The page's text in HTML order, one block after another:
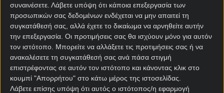
συναινέσετε. Λάβετε υπόψη ότι κάποια επεξεργασία των
προσωπικών σας δεδομένων ενδέχεται να μην απαιτεί τη
συγκατάθεσή σας, αλλά έχετε το δικαίωμα να αρνηθείτε αυτήν
την επεξεργασία. Οι προτιμήσεις σας θα ισχύουν μόνο για αυτόν
τον ιστότοπο. Μπορείτε να αλλάξετε τις προτιμήσεις σας ή να
ανακαλέσετε τη συγκατάθεσή σας ανά πάσα στιγμή
επιστρέφοντας σε αυτόν τον ιστότοπο και κάνοντας κλικ στο
κουμπί "Απορρήτου" στο κάτω μέρος της ιστοσελίδας.
Λάβετε επίσης υπόψη ότι αυτός ο ιστότοπος/η εφαρμογή
Μπορεί να μην έχει βρει νίκη από τον Νοέμβριο
στοπρόγραμμα αγώνων και το 3-0 επί του
Πανσερραϊκού (6 ισοπαλίες, 4 ήττες), ωστόσο η
Κηφισιά δεν έχει σταματήσει να σκοράρει. Είναι
χαρακτηριστικό το γεγονός πως η ομάδα των
βορείων προαστίων από τότε μέχρι και την
περασμένη αγωνιστική, σκοράρει σε 7/10 αγώνες.